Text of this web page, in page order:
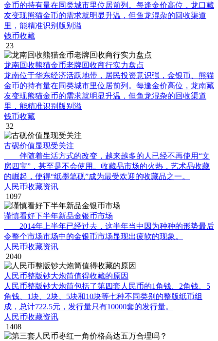
金币的持有量在同类城市里位居前列。每逢金价高位，龙口藏
友变现熊猫金币的需求就明显升温，但鱼龙混杂的回收渠道
里，能精准识别版别溢
钱币收藏
23
龙南回收熊猫金币老牌回收商行实力盘点
龙南位于华东经济活跃地带，居民投资意识强，金银币、熊猫
金币的持有量在同类城市里位居前列。每逢金价高位，龙南藏
友变现熊猫金币的需求就明显升温，但鱼龙混杂的回收渠道
里，能精准识别版别溢
钱币收藏
32
古砚价值显现受关注
伴随着生活方式的改变，越来越多的人已经不再使用“文
房四宝”，甚至是不会使用。收藏品市场的火热，艺术品收藏
的崛起，使得“纸墨笔砚”成为最受欢迎的收藏品之一。
人民币收藏资讯
1097
谨慎看好下半年新品金银币市场
2014年上半年已经过去，这半年当中因为种种的形势最后
令整个市场市场中的金银币市场显现出疲软的现象。
人民币收藏资讯
2040
人民币整版钞大炮筒值得收藏的原因
人民币整版钞大炮筒包括了第四套人民币的1角钱、2角钱、5
角钱、1块、2块、5块和10块等七种不同类别的整版纸币组
成，总计722.5元，发行量只有10000套的发行量。
人民币收藏资讯
1408